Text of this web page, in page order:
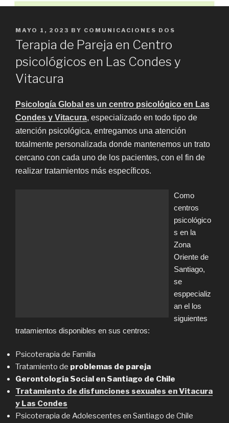
POSTED
ON
MAYO 1, 2023 BY COMUNICACIONES DOS
Terapia de Pareja en Centro
psicológicos en Las Condes y
Vitacura
Psicología Global es un centro psicológico en Las
Condes y Vitacura, especializado en todo tipo de
atención psicológica, entregamos una atención
totalmente personalizada donde mantenemos un trato
cercano con cada uno de los pacientes, con el fin de
realizar tratamientos más específicos.
Como
centros
psicológico
s en la
Zona
Oriente de
Santiago,
se
esppecializ
an el los
siguientes
tratamientos disponibles en sus centros:
Psicoterapia de Familia
Tratamiento de problemas de pareja
Gerontología Social en Santiago de Chile
Tratamiento de disfunciones sexuales en Vitacura
y Las Condes
Psicoterapia de Adolescentes en Santiago de Chile